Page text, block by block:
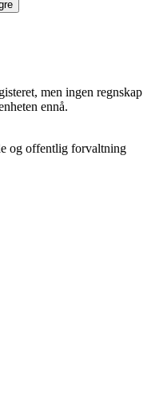
men ingen regnskap
ennå.
og offentlig forvaltning